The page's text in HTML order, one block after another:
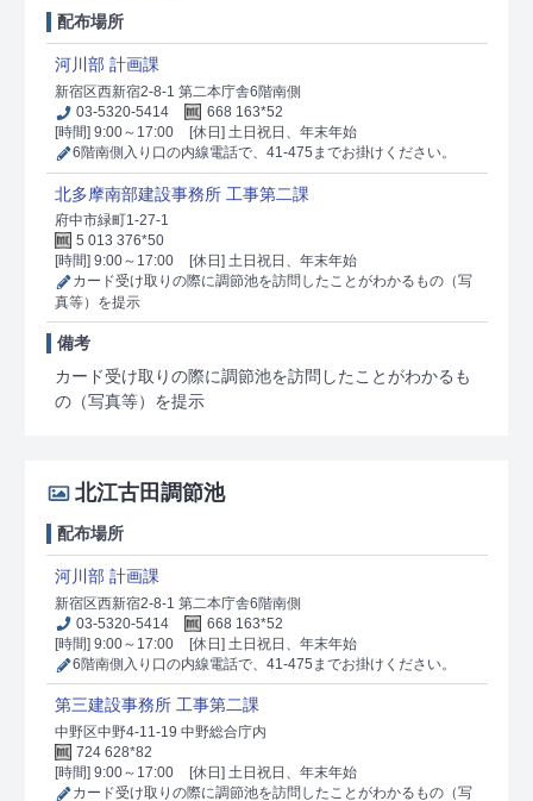
配布場所
河川部 計画課
新宿区西新宿2-8-1 第二本庁舎6階南側
03-5320-5414
668 163*52
[時間] 9:00～17:00
[休日] 土日祝日、年末年始
6階南側入り口の内線電話で、41-475までお掛けください。
北多摩南部建設事務所 工事第二課
府中市緑町1-27-1
5 013 376*50
[時間] 9:00～17:00
[休日] 土日祝日、年末年始
カード受け取りの際に調節池を訪問したことがわかるもの（写
真等）を提示
備考
カード受け取りの際に調節池を訪問したことがわかるも
の（写真等）を提示
北江古田調節池
配布場所
河川部 計画課
新宿区西新宿2-8-1 第二本庁舎6階南側
03-5320-5414
668 163*52
[時間] 9:00～17:00
[休日] 土日祝日、年末年始
6階南側入り口の内線電話で、41-475までお掛けください。
第三建設事務所 工事第二課
中野区中野4-11-19 中野総合庁内
724 628*82
[時間] 9:00～17:00
[休日] 土日祝日、年末年始
カード受け取りの際に調節池を訪問したことがわかるもの（写